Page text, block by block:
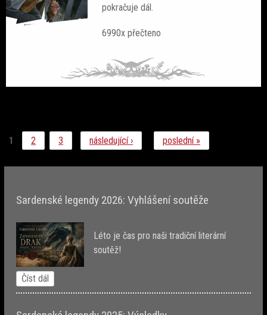
pokračuje dál.
6990x přečteno
1 2 3 následující › poslední »
Sardenské legendy 2026: Vyhlášení soutěže
Léto je čas pro naši tradiční literární
soutěž!
Číst dál